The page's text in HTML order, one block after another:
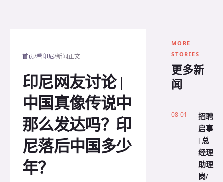
首页/看印尼/新闻正文
印尼网友讨论 |
中国真像传说中
那么发达吗？印
尼落后中国多少
年？
MORE
STORIES
更多新
闻
08-01
招聘
启事
| 总
经理
助理
岗/